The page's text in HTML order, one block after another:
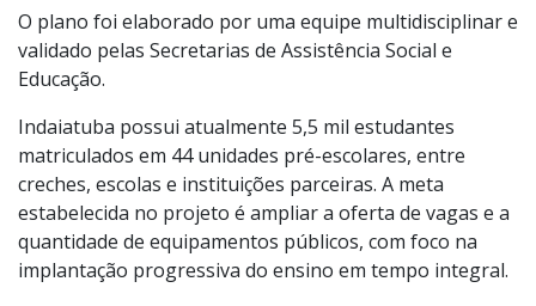
O plano foi elaborado por uma equipe multidisciplinar e
validado pelas Secretarias de Assistência Social e
Educação.
Indaiatuba possui atualmente 5,5 mil estudantes
matriculados em 44 unidades pré-escolares, entre
creches, escolas e instituições parceiras. A meta
estabelecida no projeto é ampliar a oferta de vagas e a
quantidade de equipamentos públicos, com foco na
implantação progressiva do ensino em tempo integral.